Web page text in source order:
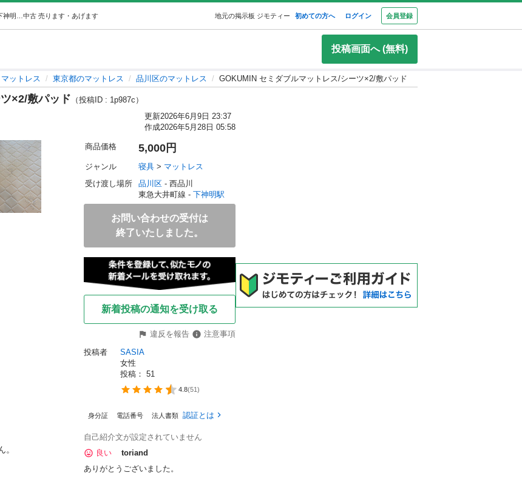
中古 売ります・あげます 地元の掲示板 ジモティー 初めての方へ ログイン 会員登録
投稿画面へ (無料)
マットレス 東京都のマットレス 品川区のマットレス GOKUMIN セミダブルマットレス/シーツ×2/敷パッド
×2/敷パッド （投稿ID : 1p987c）
更新2026年6月9日 23:37
作成2026年5月28日 05:58
商品価格 5,000円
ジャンル 寝具 > マットレス
受け渡し場所
品川区 - 西品川
東急大井町線 - 下神明駅
お問い合わせの受付は
終了いたしました。
新着投稿の通知を受け取る
違反を報告
注意事項
投稿者
SASIA
女性
投稿： 51
4.8(51 )
身分証 電話番号 法人書類 認証とは
自己紹介文が設定されていません
良い
toriand
ありがとうございました。